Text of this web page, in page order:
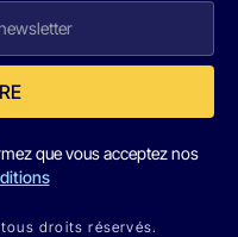
que vous acceptez nos
droits réservés.